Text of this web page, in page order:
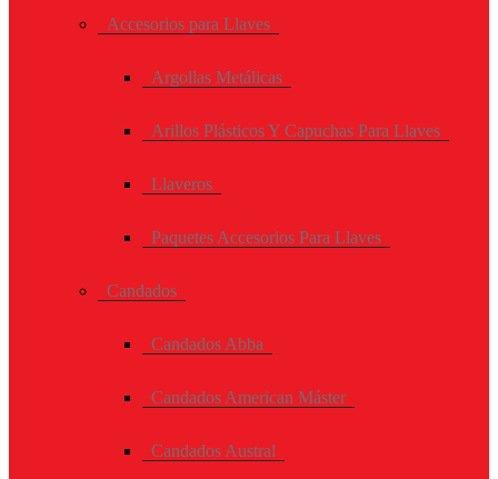
Accesorios para Llaves
Argollas Metálicas
Arillos Plásticos Y Capuchas Para Llaves
Llaveros
Paquetes Accesorios Para Llaves
Candados
Candados Abba
Candados American Máster
Candados Austral